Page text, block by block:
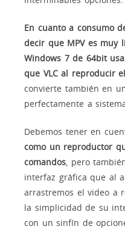
En cuanto a consumo
decir que MPV es muy
Windows 7 de 64bit
que VLC al reproducir
convierte también en
perfectamente a
Debemos tener en
como un reproductor
comandos , pero
interfaz gráfica que al
arrastremos el video a
la simplicidad de su
con un sinfín de